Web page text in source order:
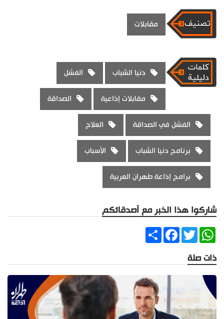
مقابلات
دنيا الشباب الفشل
مقابلات إذاعية الصداقة
الفشل في الصداقة العلاج
برنامج دنيا الشباب الأسباب
برامج إذاعة طهران العربية
شاركوا هذا الخبر مع أصدقائكم
ShareFacebookTwitter
WhatsApp
ذات صلة